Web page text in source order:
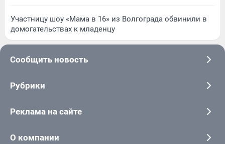
Участницу шоу «Мама в 16» из Волгограда обвинили в
домогательствах к младенцу
Сообщить новость
Рубрики
Реклама на сайте
О компании